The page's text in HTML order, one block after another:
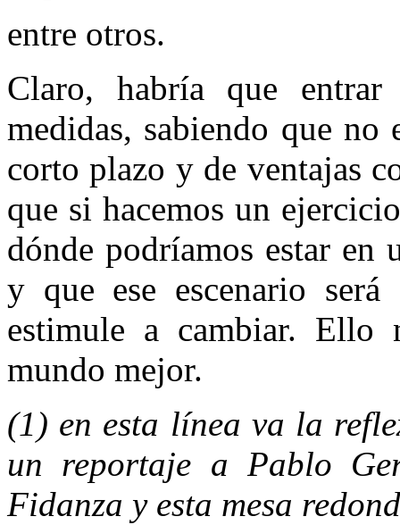
entre otros.
Claro, habría que
medidas, sabiendo que
corto plazo y de ventajas
que si hacemos un
dónde podríamos estar en
y que ese escenario será
estimule a cambiar. Ello
mundo mejor.
(1) en esta línea va la
un reportaje a Pablo
Fidanza y esta mesa